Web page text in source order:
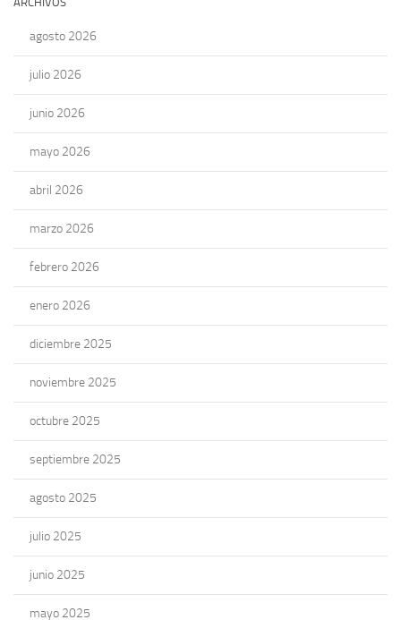
agosto 2026
julio 2026
junio 2026
mayo 2026
abril 2026
marzo 2026
febrero 2026
enero 2026
diciembre 2025
noviembre 2025
octubre 2025
septiembre 2025
agosto 2025
julio 2025
junio 2025
mayo 2025